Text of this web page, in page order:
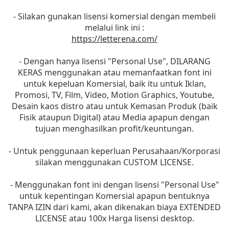
- Silakan gunakan lisensi komersial dengan membeli
melalui link ini :
https://letterena.com/
- Dengan hanya lisensi "Personal Use", DILARANG
KERAS menggunakan atau memanfaatkan font ini
untuk kepeluan Komersial, baik itu untuk Iklan,
Promosi, TV, Film, Video, Motion Graphics, Youtube,
Desain kaos distro atau untuk Kemasan Produk (baik
Fisik ataupun Digital) atau Media apapun dengan
tujuan menghasilkan profit/keuntungan.
- Untuk penggunaan keperluan Perusahaan/Korporasi
silakan menggunakan CUSTOM LICENSE.
- Menggunakan font ini dengan lisensi "Personal Use"
untuk kepentingan Komersial apapun bentuknya
TANPA IZIN dari kami, akan dikenakan biaya EXTENDED
LICENSE atau 100x Harga lisensi desktop.